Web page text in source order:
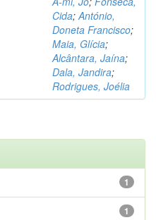
Cida;António,
Doneta Francisco;
Maia, Glícia;
Alcântara, Jaína;
Dala, Jandira;
Rodrigues, Joélia
1
1